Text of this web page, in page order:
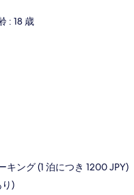
: 18 歳
ング (1 泊につき 1200 JPY)
)